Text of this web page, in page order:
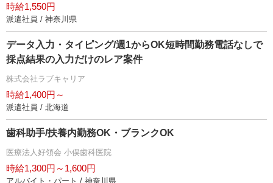
時給1,550円
派遣社員 / 神奈川県
データ入力・タイピング/週1からOK短時間勤務電話なしで
採点結果の入力だけのレア案件
株式会社ラブキャリア
時給1,400円～
派遣社員 / 北海道
歯科助手/扶養内勤務OK・ブランクOK
医療法人好領会 小俣歯科医院
時給1,300円～1,600円
アルバイト・パート / 神奈川県